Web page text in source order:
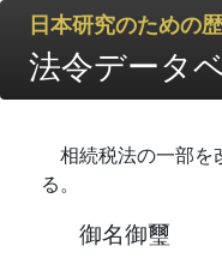
日本研究のための
法令データ
相続税法の一部を
る。
御名御璽